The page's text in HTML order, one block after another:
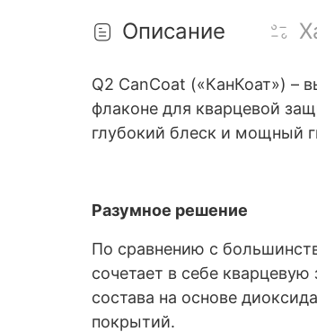
Описание
Q2 CanCoat («КанКоат») –
флаконе для кварцевой
глубокий блеск и мощный
Разумное решение
По сравнению с
сочетает в себе
состава на основе
покрытий.